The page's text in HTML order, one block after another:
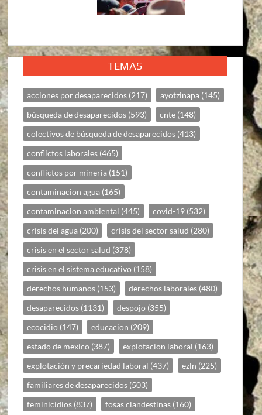
TEMAS
acciones por desaparecidos (217) ayotzinapa (145)
búsqueda de desaparecidos (593) cnte (148)
colectivos de búsqueda de desaparecidos (413)
conflictos laborales (465)
conflictos por mineria (151)
contaminacion agua (165)
contaminacion ambiental (445) covid-19 (532)
crisis del agua (200) crisis del sector salud (280)
crisis en el sector salud (378)
crisis en el sistema educativo (158)
derechos humanos (153) derechos laborales (480)
desaparecidos (1131) despojo (355)
ecocidio (147) educacion (209)
estado de mexico (387) explotacion laboral (163)
explotación y precariedad laboral (437) ezln (225)
familiares de desaparecidos (503)
feminicidios (837) fosas clandestinas (160)